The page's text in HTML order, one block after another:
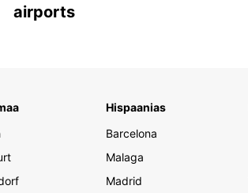
airports
Hispaanias
Barcelona
Malaga
Madrid